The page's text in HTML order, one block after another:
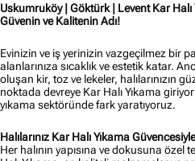
Uskumruköy | Göktürk | Levent Kar Halı
Güvenin ve Kalitenin Adı!
Evinizin ve iş yerinizin vazgeçilmez bir
alanlarınıza sıcaklık ve estetik katar.
oluşan kir, toz ve lekeler, halılarınızın
noktada devreye Kar Halı Yıkama
yıkama sektöründe fark yaratıyoruz.
Halılarınız Kar Halı Yıkama
Her halının yapısına ve dokusuna